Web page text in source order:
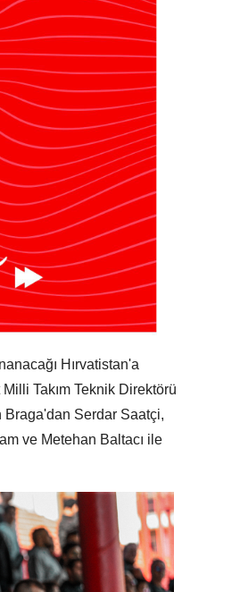
Hırvatistan'a
Takım Teknik Direktörü
Serdar Saatçi,
ve Metehan Baltacı ile